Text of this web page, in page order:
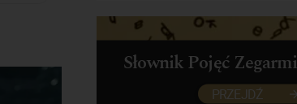
Słownik Pojęć
PRZEJDŹ